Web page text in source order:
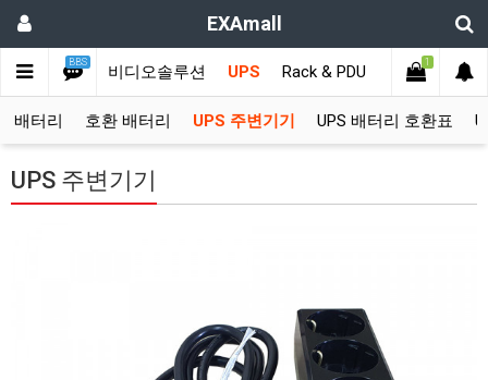
EXAmall
BBS
KVM스위치 비디오솔루션 UPS Rack & PDU 고객지원
1
배터리 호환 배터리 UPS 주변기기 UPS 배터리 호환표
UPS 주변기기